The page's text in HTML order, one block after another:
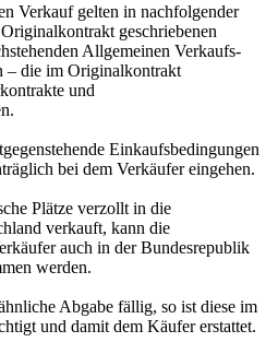
Verkauf gelten in nachfolgender
geschriebenen
Allgemeinen Verkaufs-
– die im Originalkontrakt
und
Einkaufsbedingungen
bei dem Verkäufer eingehen.
Plätze verzollt in die
verkauft, kann die
auch in der Bundesrepublik
werden.
Abgabe fällig, so ist diese im
und damit dem Käufer erstattet.